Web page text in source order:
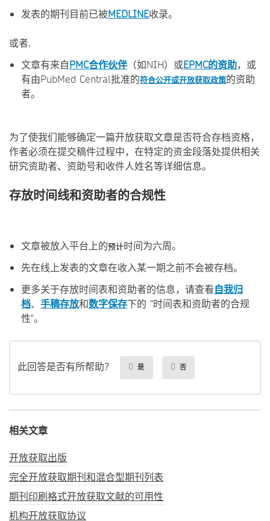
发表的期刊目前已被MEDLINE收录。
或者,
文章有来自PMC合作伙伴 （如NIH）或EPMC的资助，或
有由PubMed Central批准的符合公开或开放获取政策的资助
者。
为了使我们能够确定一篇开放获取文章是否符合存档资格，
作者必须在提交稿件过程中，在特定的资金段落处提供相关
研究资助者、资助号和收件人姓名等详细信息。
存放时间线和资助者的合规性
文章被放入平台上的预计时间为六周。
先在线上发表的文章在收入某一期之前不会被存档。
更多关于存放时间表和资助者的信息，请查看自我归
档、 手稿存放和数字保存下的 "时间表和资助者的合规
性"。
此回答是否有所帮助？ 是 否
相关文章
开放获取出版
完全开放获取期刊和混合型期刊列表
期刊印刷格式开放获取文献的可用性
机构开放获取协议